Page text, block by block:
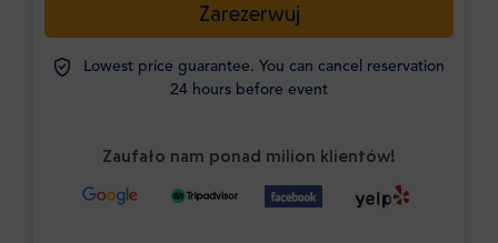
Zarezerwuj
Lowest price guarantee. You can cancel reservation
24 hours before event
Zaufało nam ponad milion klientów!